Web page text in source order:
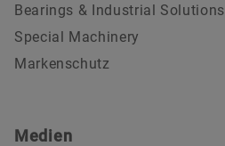
Bearings & Industrial Solutions
Special Machinery
Markenschutz
Medien